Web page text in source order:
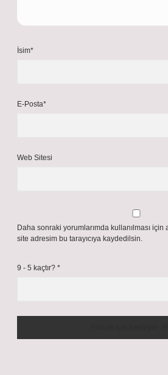
İsim*
E-Posta*
Web Sitesi
Daha sonraki yorumlarımda kullanılması için
site adresim bu tarayıcıya kaydedilsin.
9 - 5 kaçtır? *